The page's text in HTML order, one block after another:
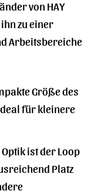
von HAY
zu einer
Arbeitsbereiche
Größe des
für kleinere
ist der Loop
Platz